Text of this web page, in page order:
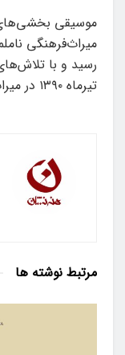
میراث‌فرهنگی
تیرماه ۱۳۹۰ در میراث معنوی یونسکو ثبت شد.
مرتبط نوشته ها